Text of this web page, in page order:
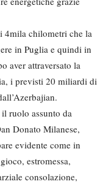
4mila chilometri che la
in Puglia e quindi in
aver attraversato la
i previsti 20 miliardi di
ruolo assunto da
Donato Milanese,
evidente come in
estromessa,
consolazione,